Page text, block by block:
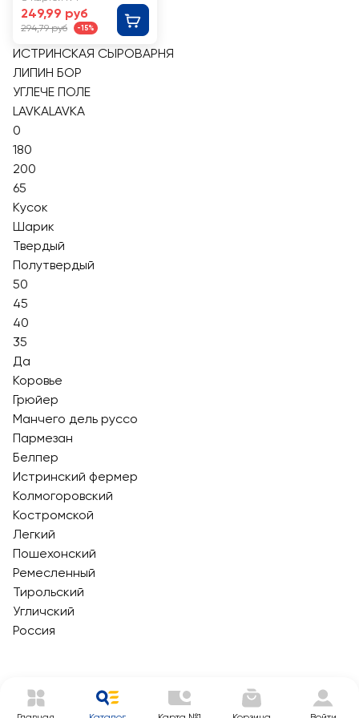
249,99 руб
294,79 руб -15%
ИСТРИНСКАЯ СЫРОВАРНЯ
ЛИПИН БОР
УГЛЕЧЕ ПОЛЕ
LAVKALAVKA
0
180
200
65
Кусок
Шарик
Твердый
Полутвердый
50
45
40
35
Да
Коровье
Грюйер
Манчего дель руссо
Пармезан
Белпер
Истринский фермер
Колмогоровский
Костромской
Легкий
Пошехонский
Ремесленный
Тирольский
Угличский
Россия